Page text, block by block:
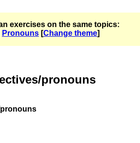
exercises on the same topics:
Pronouns [Change theme]
pronouns